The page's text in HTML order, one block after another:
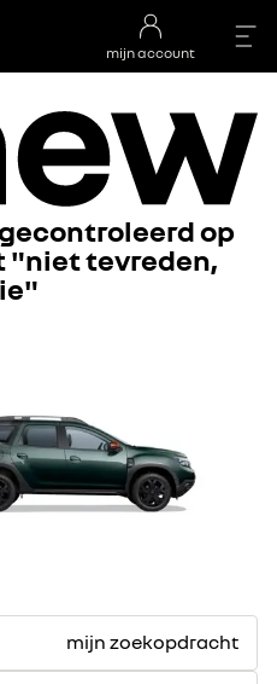
mijn account
op
"niet tevreden,
mijn zoekopdracht